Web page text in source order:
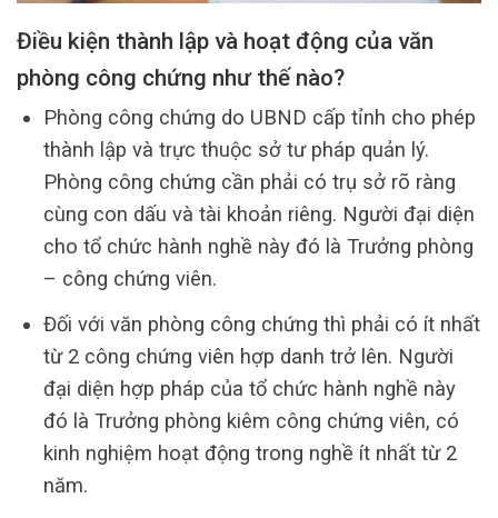
Điều kiện thành lập và hoạt động của văn
phòng công chứng như thế nào?
Phòng công chứng do UBND cấp tỉnh cho phép
thành lập và trực thuộc sở tư pháp quản lý.
Phòng công chứng cần phải có trụ sở rõ ràng
cùng con dấu và tài khoản riêng. Người đại diện
cho tổ chức hành nghề này đó là Trưởng phòng
– công chứng viên.
Đối với văn phòng công chứng thì phải có ít nhất
từ 2 công chứng viên hợp danh trở lên. Người
đại diện hợp pháp của tổ chức hành nghề này
đó là Trưởng phòng kiêm công chứng viên, có
kinh nghiệm hoạt động trong nghề ít nhất từ 2
năm.